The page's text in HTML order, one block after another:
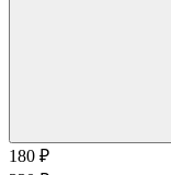
180 ₽